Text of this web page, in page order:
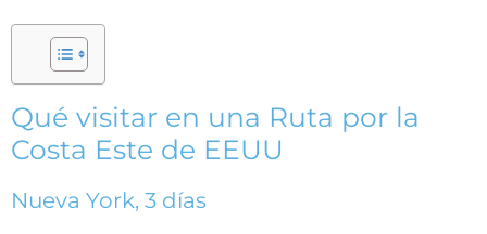
Qué visitar en una Ruta por la
Costa Este de EEUU
Nueva York, 3 días